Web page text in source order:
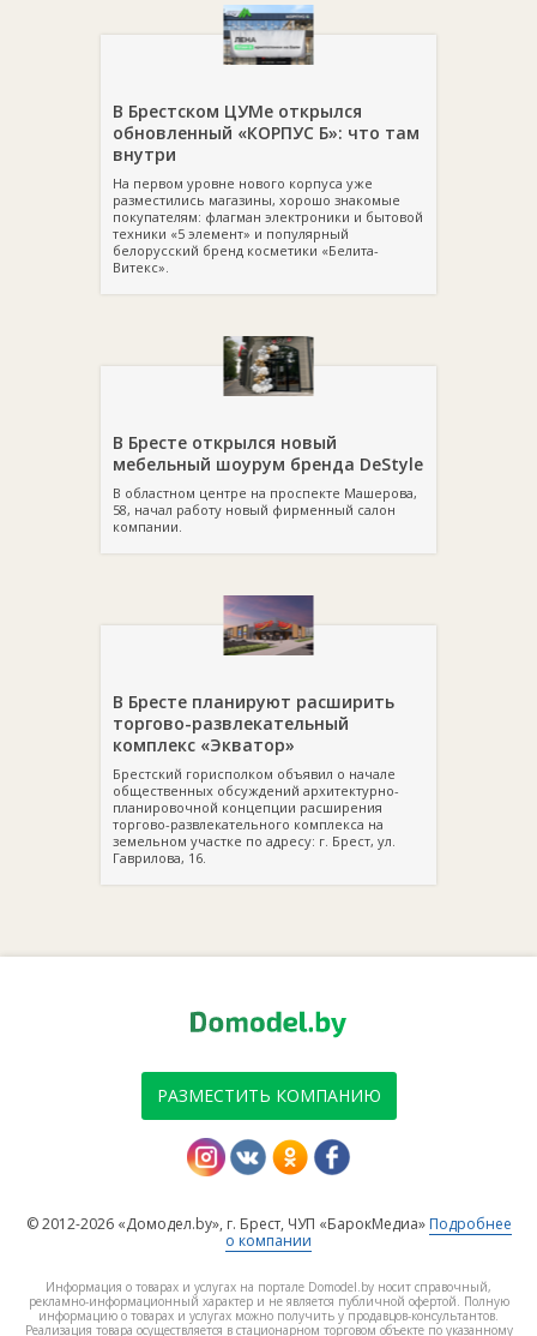
В Брестском ЦУМе открылся
обновленный «КОРПУС Б»: что там
внутри
На первом уровне нового корпуса уже
разместились магазины, хорошо знакомые
покупателям: флагман электроники и бытовой
техники «5 элемент» и популярный
белорусский бренд косметики «Белита-
Витекс».
В Бресте открылся новый
мебельный шоурум бренда DeStyle
В областном центре на проспекте Машерова,
58, начал работу новый фирменный салон
компании.
В Бресте планируют расширить
торгово-развлекательный
комплекс «Экватор»
Брестский горисполком объявил о начале
общественных обсуждений архитектурно-
планировочной концепции расширения
торгово-развлекательного комплекса на
земельном участке по адресу: г. Брест, ул.
Гаврилова, 16.
РАЗМЕСТИТЬ КОМПАНИЮ
© 2012-2026 «Домодел.by», г. Брест, ЧУП «БарокМедиа» Подробнее
о компании
Информация о товарах и услугах на портале Domodel.by носит справочный,
рекламно-информационный характер и не является публичной офертой. Полную
информацию о товарах и услугах можно получить у продавцов-консультантов.
Реализация товара осуществляется в стационарном торговом объекте по указанному